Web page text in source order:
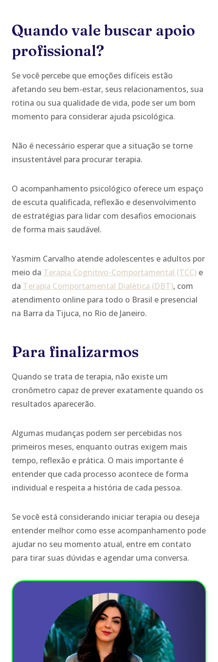
Quando vale buscar apoio
profissional?
Se você percebe que emoções difíceis estão
afetando seu bem-estar, seus relacionamentos, sua
rotina ou sua qualidade de vida, pode ser um bom
momento para considerar ajuda psicológica.
Não é necessário esperar que a situação se torne
insustentável para procurar terapia.
O acompanhamento psicológico oferece um espaço
de escuta qualificada, reflexão e desenvolvimento
de estratégias para lidar com desafios emocionais
de forma mais saudável.
Yasmim Carvalho atende adolescentes e adultos por
meio da Terapia Cognitivo-Comportamental (TCC) e
da Terapia Comportamental Dialética (DBT), com
atendimento online para todo o Brasil e presencial
na Barra da Tijuca, no Rio de Janeiro.
Para finalizarmos
Quando se trata de terapia, não existe um
cronômetro capaz de prever exatamente quando os
resultados aparecerão.
Algumas mudanças podem ser percebidas nos
primeiros meses, enquanto outras exigem mais
tempo, reflexão e prática. O mais importante é
entender que cada processo acontece de forma
individual e respeita a história de cada pessoa.
Se você está considerando iniciar terapia ou deseja
entender melhor como esse acompanhamento pode
ajudar no seu momento atual, entre em contato
para tirar suas dúvidas e agendar uma conversa.